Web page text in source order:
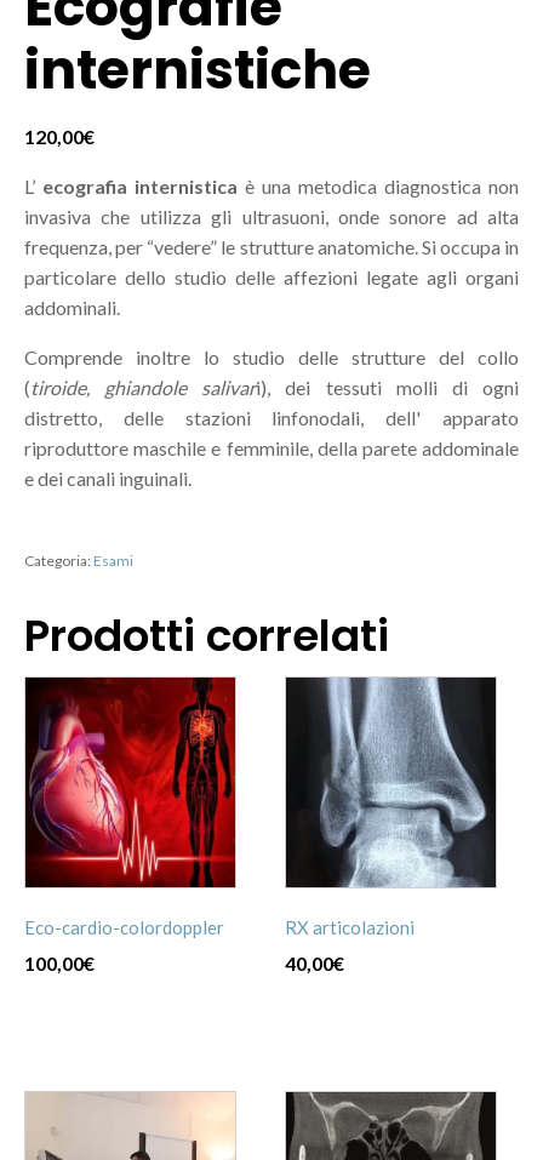
internistiche
120,00€
L’ ecografia internistica è una metodica diagnostica non
invasiva che utilizza gli ultrasuoni, onde sonore ad alta
frequenza, per “vedere” le strutture anatomiche. Si occupa in
particolare dello studio delle affezioni legate agli organi
addominali.
Comprende inoltre lo studio delle strutture del collo
(tiroide, ghiandole salivari), dei tessuti molli di ogni
distretto, delle stazioni linfonodali, dell' apparato
riproduttore maschile e femminile, della parete addominale
e dei canali inguinali.
Categoria: Esami
Prodotti correlati
Eco-cardio-colordoppler
100,00€
RX articolazioni
40,00€